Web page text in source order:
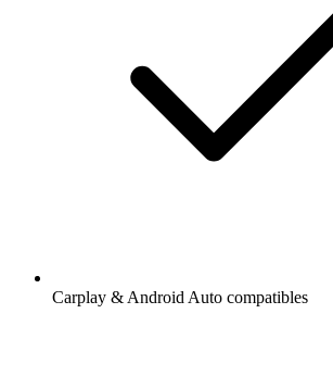
Carplay & Android Auto compatibles